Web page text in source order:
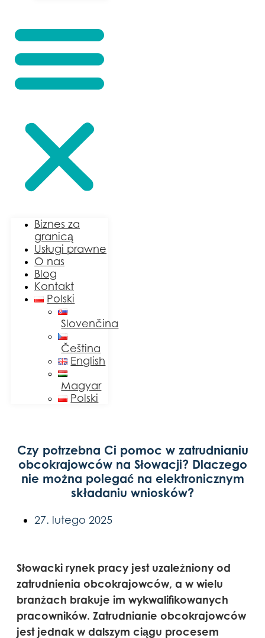
Biznes za
granicą
Usługi prawne
O nas
Blog
Kontakt
Polski
Slovenčina
Čeština
English
Magyar
Polski
Czy potrzebna Ci pomoc w zatrudnianiu
obcokrajowców na Słowacji? Dlaczego
nie można polegać na elektronicznym
składaniu wniosków?
27. lutego 2025
Słowacki rynek pracy jest uzależniony od
zatrudnienia obcokrajowców, a w wielu
branżach brakuje im wykwalifikowanych
pracowników. Zatrudnianie obcokrajowców
jest jednak w dalszym ciągu procesem